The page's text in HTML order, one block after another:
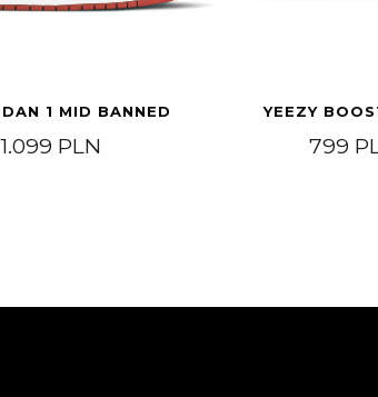
PLN do 2.399 PLN
1 MID BANNED
1.099 PLN
YEEZY
799